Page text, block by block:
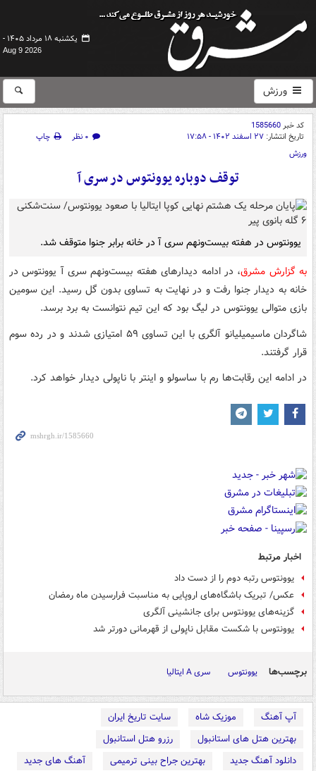
یکشنبه ۱۸ مرداد ۱۴۰۵ -
Aug 9 2026
ورزش
کد خبر1585660
تاریخ انتشار: ۲۷ اسفند ۱۴۰۲ - ۱۷:۵۸ ۰ نظر
چاپ
ورزش
توقف دوباره یوونتوس در سری آ
یوونتوس در هفته بیست‌ونهم سری آ در خانه برابر جنوا متوقف شد.
به گزارش مشرق، در ادامه دیدارهای هفته بیست‌ونهم سری آ یوونتوس در
خانه به دیدار جنوا رفت و در نهایت به تساوی بدون گل رسید. این سومین
بازی متوالی یوونتوس در لیگ بود که این تیم نتوانست به برد برسد.
شاگردان ماسیمیلیانو آلگری با این تساوی ۵۹ امتیازی شدند و در رده سوم
قرار گرفتند.
در ادامه این رقابت‌ها رم با ساسولو و اینتر با ناپولی دیدار خواهد کرد.
اخبار مرتبط
یوونتوس رتبه دوم را از دست داد
عکس/ تبریک باشگاه‌های اروپایی به مناسبت فرارسیدن ماه رمضان
گزینه‌های یوونتوس برای جانشینی آلگری
یوونتوس با شکست مقابل ناپولی از قهرمانی دورتر شد
برچسب‌ها یوونتوس سری A ایتالیا
آپ آهنگ موزیک شاه
سایت تاریخ ایران
بهترین هتل های استانبول
رزرو هتل استانبول
دانلود آهنگ جدید
بهترین جراح بینی ترمیمی
آهنگ های جدید